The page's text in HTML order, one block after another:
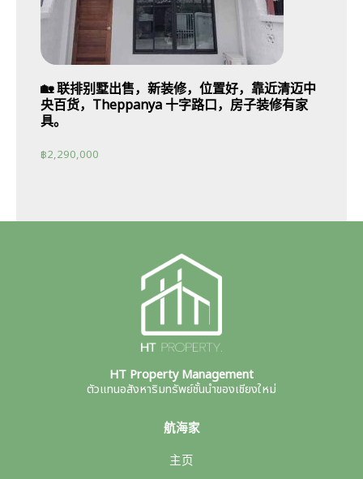
🏡 联排别墅出售，新装修，位置好，靠近清迈中
央百货，Theppanya 十字路口，房子装修有家
具。
฿2,290,000
HT Property Management
ตัวแทนอสังหาริมทรัพย์ชั้นนำของเชียงใหม่
航海家
主页